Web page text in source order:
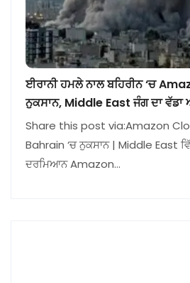
ਈਰਾਨੀ ਹਮਲੇ ਨਾਲ ਬਹਿਰੀਨ ‘ਚ
ਨੁਕਸਾਨ, Middle East ਜੰਗ ਦਾ ਵੱਡਾ
Share this post via:Amazon
Bahrain ‘ਚ ਨੁਕਸਾਨ | Middle East
ਦਰਮਿਆਨ Amazon…